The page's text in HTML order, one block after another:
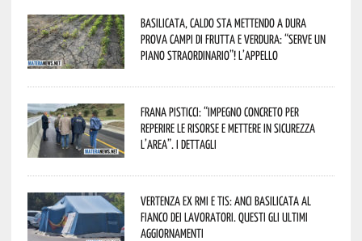
Basilicata, caldo sta mettendo a dura
prova campi di frutta e verdura: “Serve un
piano straordinario”! L’appello
Frana Pisticci: “Impegno concreto per
reperire le risorse e mettere in sicurezza
l’area”. I dettagli
Vertenza ex RMI e TIS: ANCI Basilicata al
fianco dei lavoratori. Questi gli ultimi
aggiornamenti